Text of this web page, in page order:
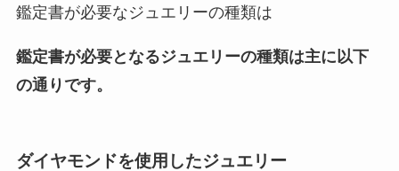
鑑定書が必要なジュエリーの種類は
鑑定書が必要となるジュエリーの種類は主に以下
の通りです。
ダイヤモンドを使用したジュエリー